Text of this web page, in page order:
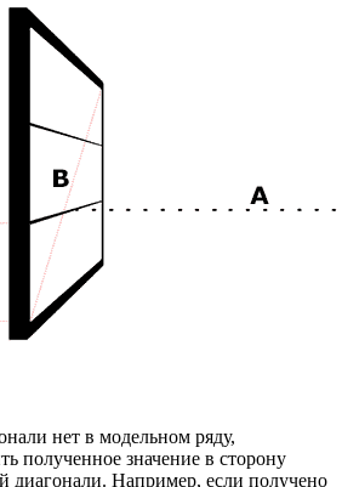
нет в модельном ряду,
полученное значение в сторону
диагонали. Например, если получено